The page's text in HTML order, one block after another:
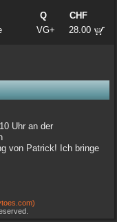
Q
CHF
VG+ 28.00
Uhr an der
von Patrick! Ich bringe